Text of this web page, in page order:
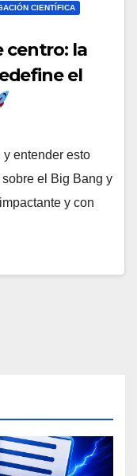
CIENTÍFICA
centro: la
el
entender esto
el Big Bang y
y con